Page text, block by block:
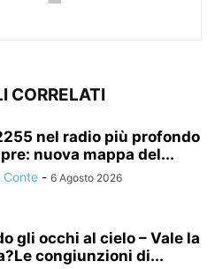
CORRELATI
nel radio più profondo
nuova mappa del...
Conte - 6 Agosto 2026
gli occhi al cielo – Vale la
congiunzioni di...